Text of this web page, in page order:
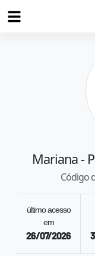
Mariana-
Código
último acesso
em
26/07/2026